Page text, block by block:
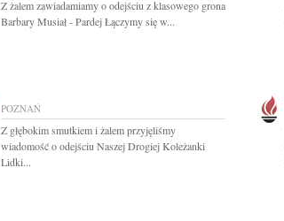
Z żalem zawiadamiamy o odejściu z klasowego grona
Barbary Musiał - Pardej Łączymy się w...
POZNAŃ
Z głębokim smutkiem i żalem przyjęliśmy
wiadomość o odejściu Naszej Drogiej Koleżanki
Lidki...